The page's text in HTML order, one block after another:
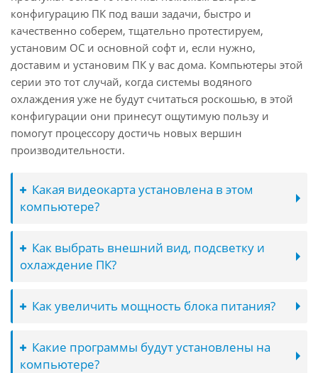
конфигурацию ПК под ваши задачи, быстро и
качественно соберем, тщательно протестируем,
установим ОС и основной софт и, если нужно,
доставим и установим ПК у вас дома. Компьютеры этой
серии это тот случай, когда системы водяного
охлаждения уже не будут считаться роскошью, в этой
конфигурации они принесут ощутимую пользу и
помогут процессору достичь новых вершин
производительности.
Какая видеокарта установлена в этом
компьютере?
Как выбрать внешний вид, подсветку и
охлаждение ПК?
Как увеличить мощность блока питания?
Какие программы будут установлены на
компьютере?